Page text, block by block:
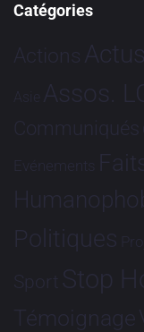
Catégories
Actions
Asie Assos.
Communiqués
Evénements
Politiques
Sport Stop
Témoignage